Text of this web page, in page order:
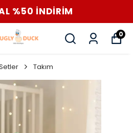
%50 İNDİRİM
0
Takım